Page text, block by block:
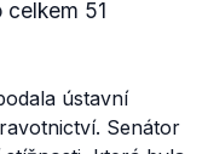
51
ústavní
Senátor